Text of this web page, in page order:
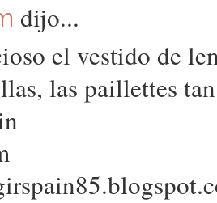
dijo...
el vestido de
las paillettes